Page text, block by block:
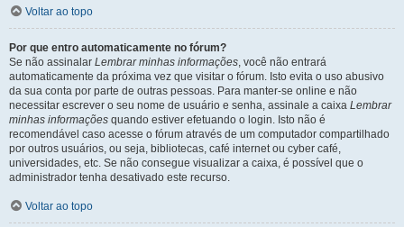
Voltar ao topo
Por que entro automaticamente no fórum?
Se não assinalar Lembrar minhas informações, você não entrará
automaticamente da próxima vez que visitar o fórum. Isto evita o uso abusivo
da sua conta por parte de outras pessoas. Para manter-se online e não
necessitar escrever o seu nome de usuário e senha, assinale a caixa Lembrar
minhas informações quando estiver efetuando o login. Isto não é
recomendável caso acesse o fórum através de um computador compartilhado
por outros usuários, ou seja, bibliotecas, café internet ou cyber café,
universidades, etc. Se não consegue visualizar a caixa, é possível que o
administrador tenha desativado este recurso.
Voltar ao topo